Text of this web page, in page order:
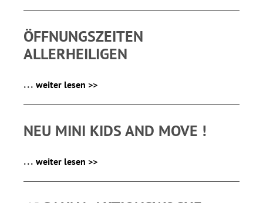
ÖFFNUNGSZEITEN
ALLERHEILIGEN
... weiter lesen >>
NEU MINI KIDS AND MOVE !
... weiter lesen >>